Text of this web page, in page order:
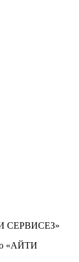
СЕРВИСЕЗ»
«АЙТИ